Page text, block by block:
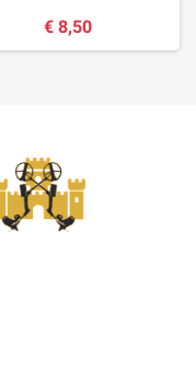
€ 8,50